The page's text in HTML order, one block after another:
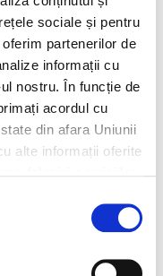
sociale și pentru
partenerilor de
informații cu
nostru. În funcție de
acordul cu
din afara Uniunii
alte informații oferite
cu zahărul
apoi o lăsăm la
frișcă și o